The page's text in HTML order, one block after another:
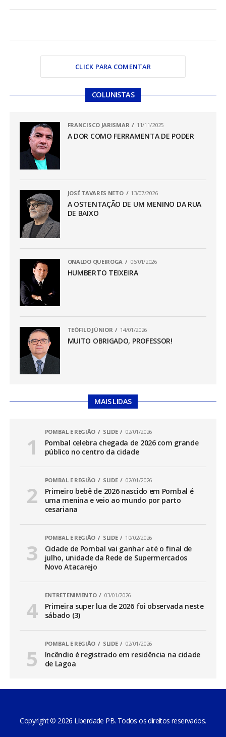
CLICK PARA COMENTAR
COLUNISTAS
FRANCISCO JARISMAR 11/11/2025
A DOR COMO FERRAMENTA DE PODER
JOSÉ TAVARES NETO 13/07/2026
A OSTENTAÇÃO DE UM MENINO DA RUA
DE BAIXO
ONALDO QUEIROGA 06/01/2026
HUMBERTO TEIXEIRA
TEÓFILO JÚNIOR 14/01/2026
MUITO OBRIGADO, PROFESSOR!
MAIS LIDAS
POMBAL E REGIÃO SLIDE 02/01/2026
Pombal celebra chegada de 2026 com grande
público no centro da cidade
POMBAL E REGIÃO SLIDE 02/01/2026
Primeiro bebê de 2026 nascido em Pombal é
uma menina e veio ao mundo por parto
cesariana
POMBAL E REGIÃO SLIDE 10/02/2026
Cidade de Pombal vai ganhar até o final de
julho, unidade da Rede de Supermercados
Novo Atacarejo
ENTRETENIMENTO 03/01/2026
Primeira super lua de 2026 foi observada neste
sábado (3)
POMBAL E REGIÃO SLIDE 02/01/2026
Incêndio é registrado em residência na cidade
de Lagoa
Copyright © 2026 Liberdade PB. Todos os direitos reservados.